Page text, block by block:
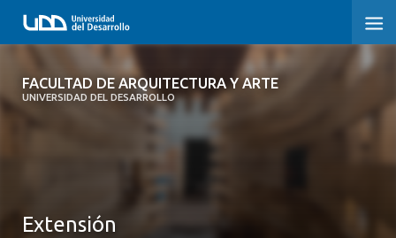
FACULTAD DE ARQUITECTURA Y ARTE
UNIVERSIDAD DEL DESARROLLO
FACULTAD DE ARQUITECTURA Y ARTE
Extensión